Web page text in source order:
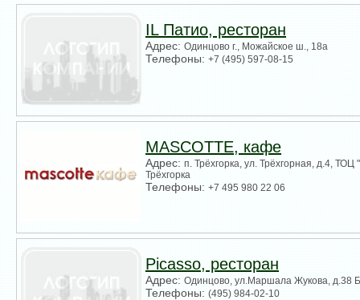
IL Патио, ресторан
Адрес:Одинцово г., Можайское ш., 18а
Телефоны:+7 (495) 597-08-15
MASCOTTE, кафе
Адрес:п. Трёхгорка, ул. Трёхгорная, д.4,
Трёхгорка
Телефоны:+7 495 980 22 06
Picasso, ресторан
Адрес:Одинцово, ул.Маршала Жукова, д.38
Телефоны:(495) 984-02-10